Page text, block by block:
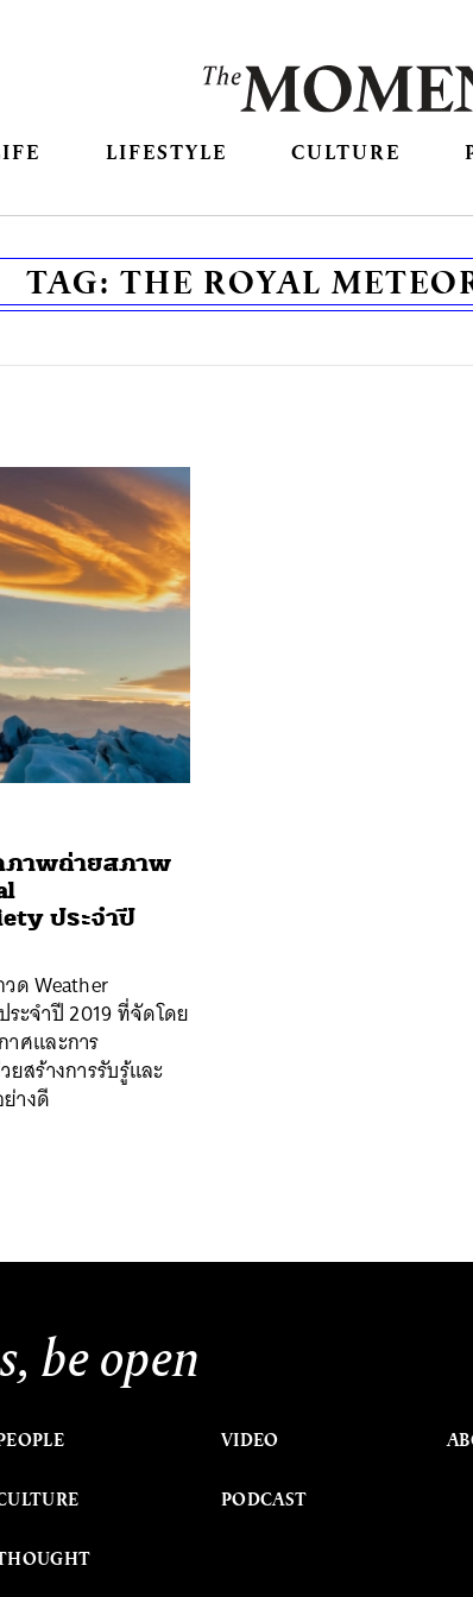
LIFESTYLE CULTURE
TAG: THE ROYAL
ภาพถ่ายสภาพ
ประจำปี
ด Weather
ระจำปี 2019 ที่จัดโดย
ศและการ
สร้างการรับรู้และ
างดี
be open
VIDEO
PODCAST